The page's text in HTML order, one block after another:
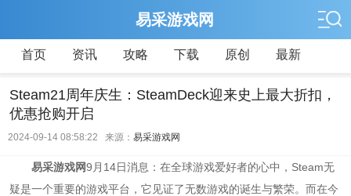
易采游戏网
首页 资讯 攻略 下载 原创 最新
Steam21周年庆生：SteamDeck迎来史上最大折扣，
优惠抢购开启
2024-09-14 08:58:22 来源： 易采游戏网
易采游戏网9月14日消息：在全球游戏爱好者的心中，Steam无
疑是一个重要的游戏平台，它见证了无数游戏的诞生与繁荣。而在今